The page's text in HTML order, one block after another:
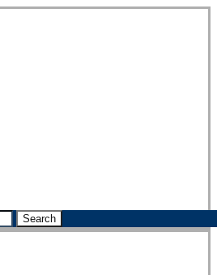
Search